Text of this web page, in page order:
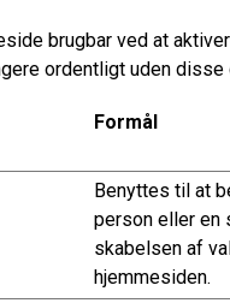
brugbar ved at
ordentligt uden disse
Formål
Benyttes til at
person eller en
skabelsen af
hjemmesiden.